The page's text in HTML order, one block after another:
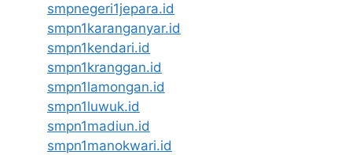
smpnegeri1jepara.id
smpn1karanganyar.id
smpn1kendari.id
smpn1kranggan.id
smpn1lamongan.id
smpn1luwuk.id
smpn1madiun.id
smpn1manokwari.id